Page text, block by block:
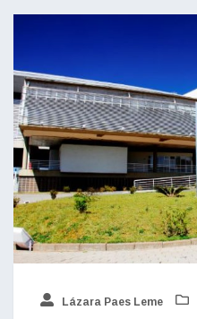
Lázara Paes Leme